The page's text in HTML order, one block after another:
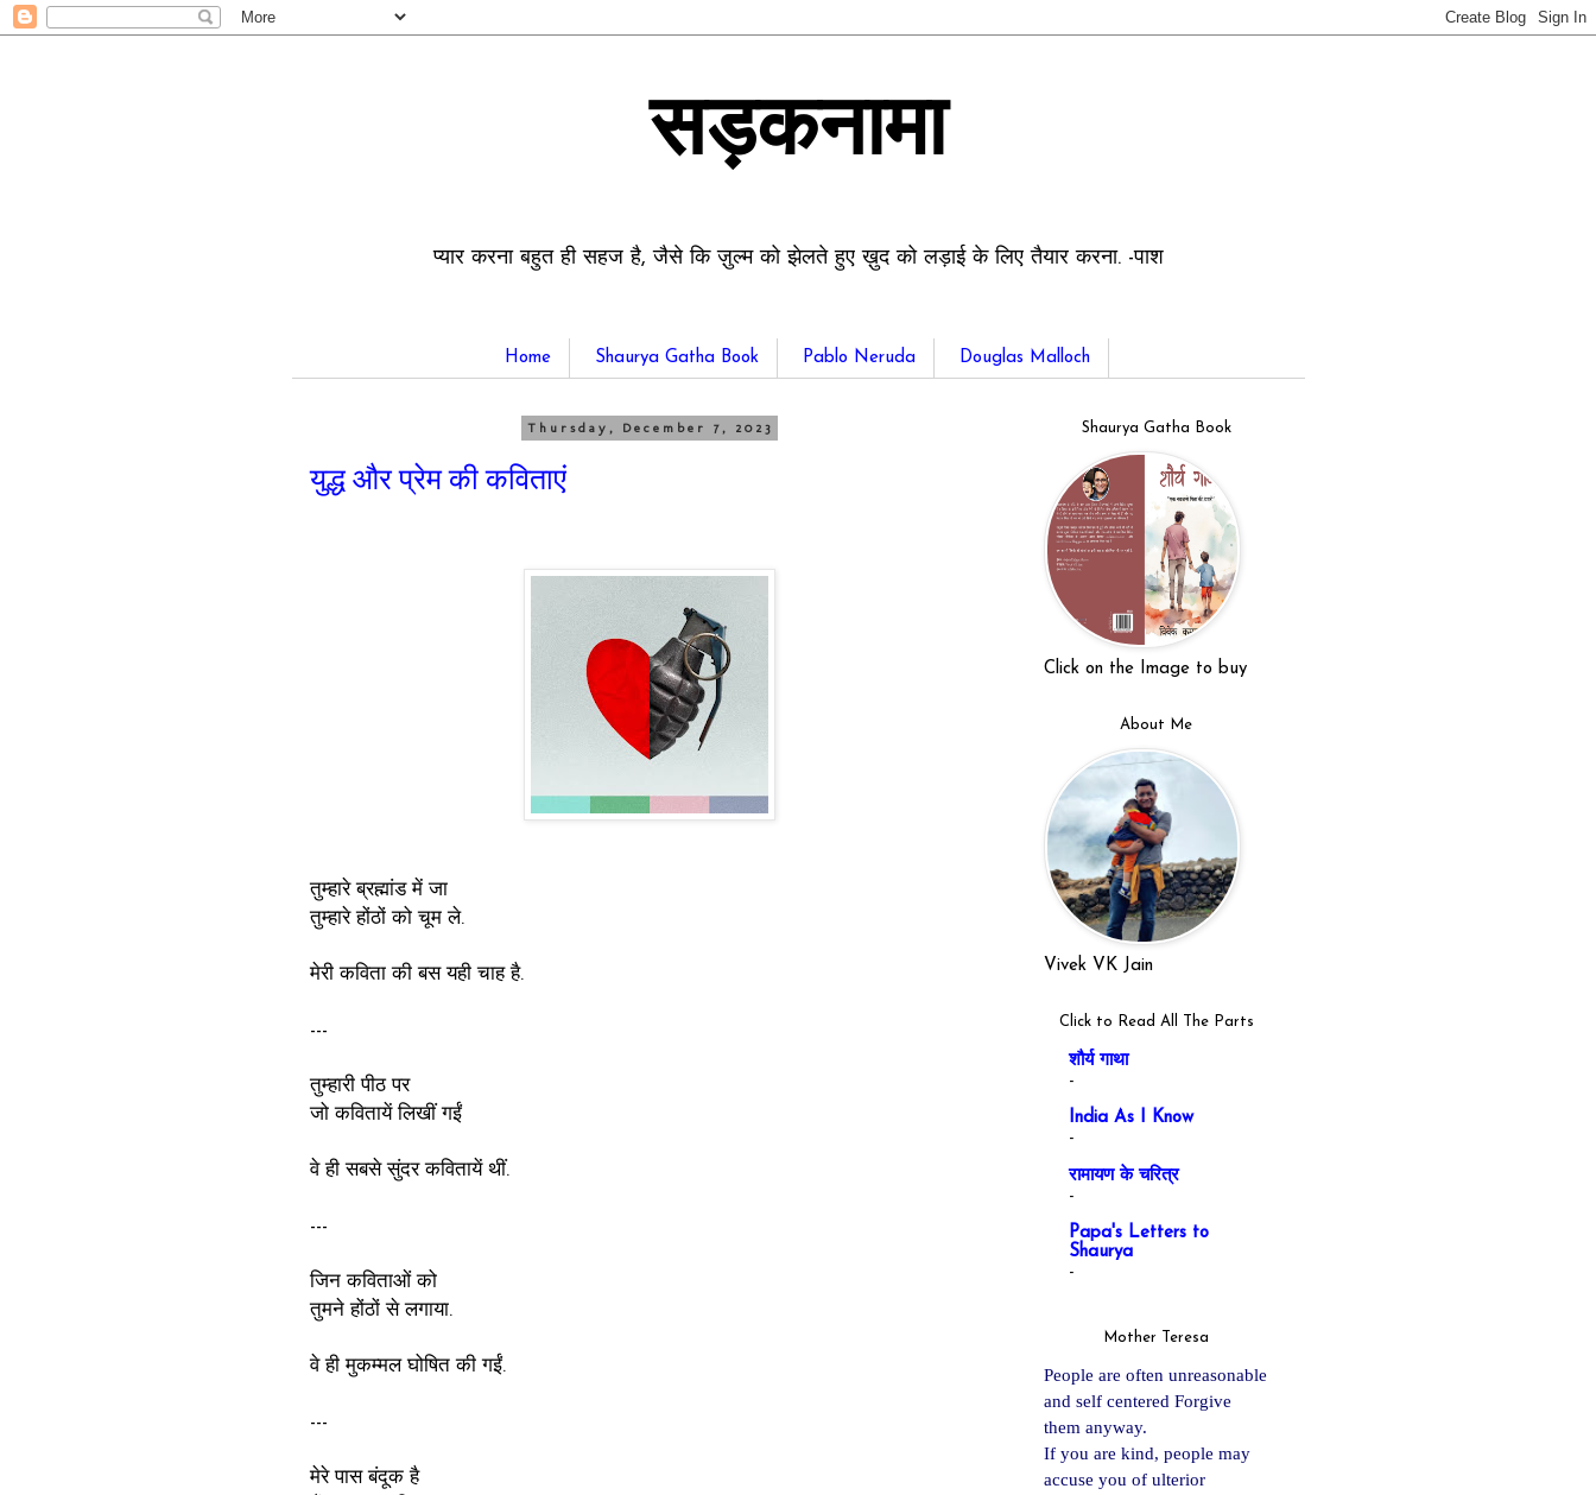
सड़कनामा
प्यार करना बहुत ही सहज है, जैसे कि ज़ुल्म को झेलते हुए ख़ुद को लड़ाई के लिए तैयार करना. -पाश
Home Shaurya Gatha Book Pablo Neruda Douglas Malloch
Thursday, December 7, 2023
युद्ध और प्रेम की कविताएं
तुम्हारे ब्रह्मांड में जा
तुम्हारे होंठों को चूम ले.
मेरी कविता की बस यही चाह है.
---
तुम्हारी पीठ पर
जो कवितायें लिखीं गईं
वे ही सबसे सुंदर कवितायें थीं.
---
जिन कविताओं को
तुमने होंठों से लगाया.
वे ही मुकम्मल घोषित की गईं.
---
मेरे पास बंदूक है
Shaurya Gatha Book
Click on the Image to buy
About Me
Vivek VK Jain
Click to Read All The Parts
शौर्य गाथा
-
India As I Know
-
रामायण के चरित्र
-
Papa's Letters to
Shaurya
-
Mother Teresa
People are often unreasonable
and self centered Forgive
them anyway.
If you are kind, people may
accuse you of ulterior